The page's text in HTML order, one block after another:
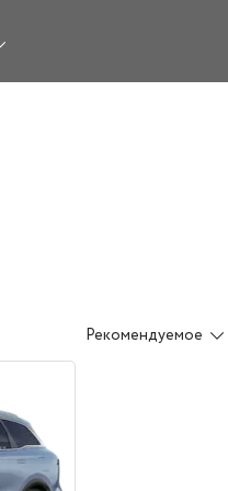
Рекомендуемое